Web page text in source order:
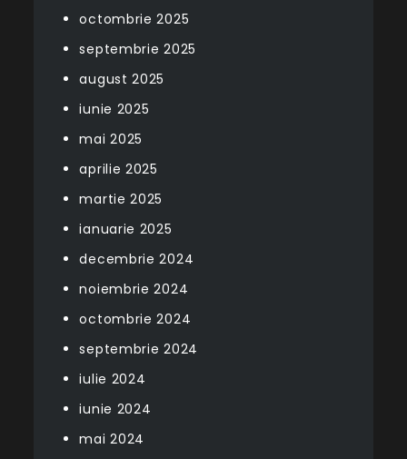
octombrie 2025
septembrie 2025
august 2025
iunie 2025
mai 2025
aprilie 2025
martie 2025
ianuarie 2025
decembrie 2024
noiembrie 2024
octombrie 2024
septembrie 2024
iulie 2024
iunie 2024
mai 2024